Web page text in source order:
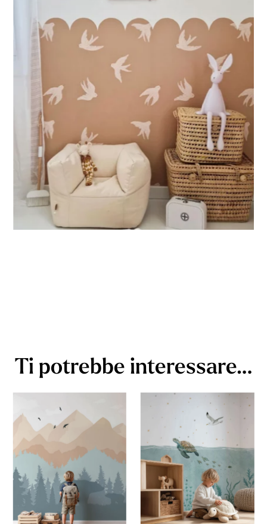
Progettato per pareti molto grandi, permette di ottenere un
effetto ampio e immersivo.
🔹 Verticale
Ideale per spazi in cui l’altezza è maggiore della larghezza
(scale, pareti strette e alte, ecc.).
Ti potrebbe interessare…